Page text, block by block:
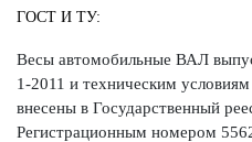
ГОСТ И ТУ:
Весы автомобильные ВАЛ
1-2011 и техническим
внесены в Государственный
Регистрационным номером